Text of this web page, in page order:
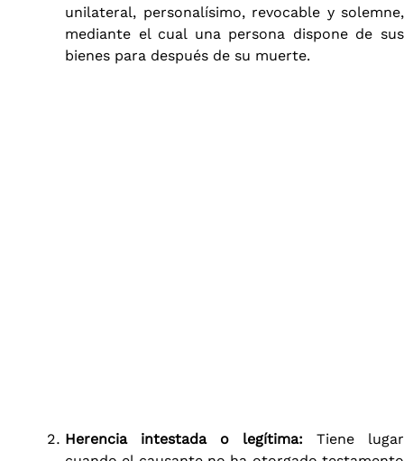
unilateral, personalísimo, revocable y solemne,
mediante el cual una persona dispone de sus
bienes para después de su muerte.
Herencia intestada o legítima: Tiene lugar